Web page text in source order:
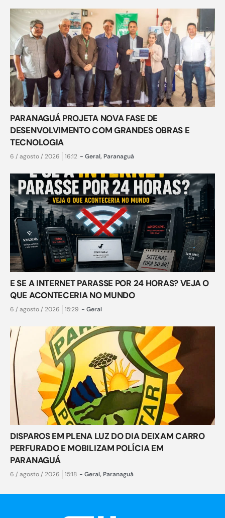
PARANAGUÁ PROJETA NOVA FASE DE
DESENVOLVIMENTO COM GRANDES OBRAS E
TECNOLOGIA
6 / agosto / 2026 16:12 - Geral, Paranaguá
E SE A INTERNET PARASSE POR 24 HORAS? VEJA O
QUE ACONTECERIA NO MUNDO
6 / agosto / 2026 15:29 - Geral
DISPAROS EM PLENA LUZ DO DIA DEIXAM CARRO
PERFURADO E MOBILIZAM POLÍCIA EM
PARANAGUÁ
6 / agosto / 2026 15:18 - Geral, Paranaguá